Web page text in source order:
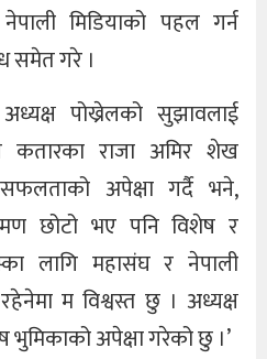
मिडियाको पहल गर्न
समेत गरे ।
पोख्रेलको सुझावलाई
कतारका राजा अमिर शेख
अपेक्षा गर्दै भने,
छोटो भए पनि विशेष र
लागि महासंघ र नेपाली
म विश्वस्त छु । अध्यक्ष
अपेक्षा गरेको छु ।’